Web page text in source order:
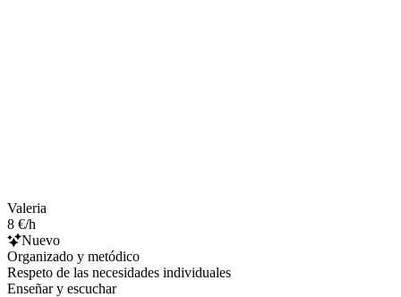
Valeria
8 €/h
Nuevo
Organizado y metódico
Respeto de las necesidades individuales
Enseñar y escuchar